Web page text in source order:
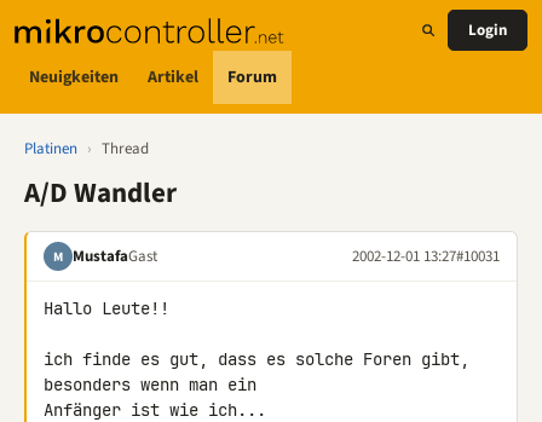
Neuigkeiten Artikel Forum
Login
Platinen › Thread
A/D Wandler
M MustafaGast 2002-12-01 13:27#10031
Hallo Leute!!
ich finde es gut, dass es solche Foren gibt,
besonders wenn man ein
Anfänger ist wie ich...